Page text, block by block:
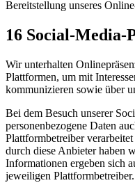
Bereitstellung unseres
16 Social-Media-
Wir unterhalten
Plattformen, um mit
kommunizieren sowie über
Bei dem Besuch unserer
personenbezogene Daten
Plattformbetreiber
durch diese Anbieter haben
Informationen ergeben sich
jeweiligen Plattformbetreiber.